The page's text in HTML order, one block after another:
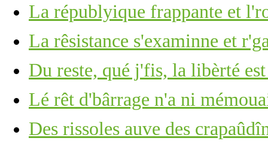
La républyique frappante et
La rêsistance s'examinne et
Du reste, qué j'fis, la libèrté
Lé rêt d'bârrage n'a ni
Des rissoles auve des